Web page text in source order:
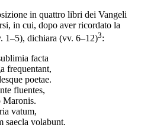
in quattro libri dei Vangeli
in cui, dopo aver ricordato la
1–5), dichiara (vv. 6–12)3:
facta
frequentant,
poetae.
fluentes,
Maronis.
vatum,
saecla volabunt.